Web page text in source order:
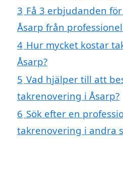
3 Få 3 erbjudanden
Åsarp från
4 Hur mycket kostar
Åsarp?
5 Vad hjälper till att
takrenovering i Åsarp?
6 Sök efter en
takrenovering i andra